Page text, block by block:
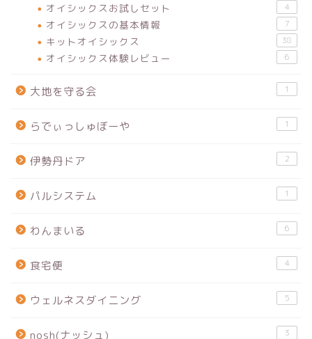
オイシックスお試しセット 4
オイシックスの基本情報 7
キットオイシックス 38
オイシックス体験レビュー 6
大地を守る会 1
らでぃっしゅぼーや 1
伊勢丹ドア 2
パルシステム 1
わんまいる 6
食宅便 4
ウェルネスダイニング 5
nosh(ナッシュ) 3